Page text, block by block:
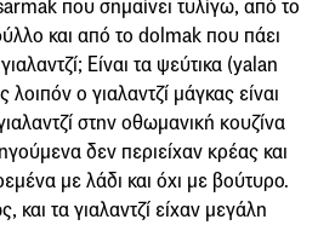
που σημαίνει τυλίγω, από το
και από το dolmak που πάει
Είναι τα ψεύτικα (yalan
ο γιαλαντζί μάγκας είναι
γιαλαντζί στην οθωμανική κουζίνα
δεν περιείχαν κρέας και
με λάδι και όχι με βούτυρο.
και τα γιαλαντζί είχαν μεγάλη